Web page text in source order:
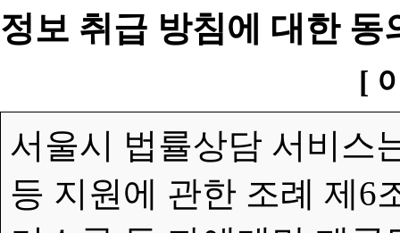
정보 취급 방침에 대한 동
[
서울시 법률상담 서비스
등 지원에 관한 조례 제6